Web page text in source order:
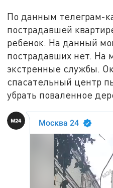
По данным телеграм-
пострадавшей
ребенок. На данный
пострадавших нет. На
экстренные службы.
спасательный центр
убрать поваленное